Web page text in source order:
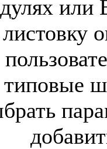
или
листовку
типовые